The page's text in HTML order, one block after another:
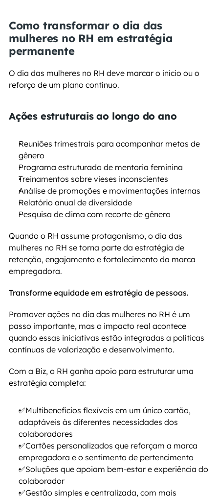
Como transformar o dia das
mulheres no RH em estratégia
permanente
O dia das mulheres no RH deve marcar o início ou o
reforço de um plano contínuo.
Ações estruturais ao longo do ano
Reuniões trimestrais para acompanhar metas de
gênero
Programa estruturado de mentoria feminina
Treinamentos sobre vieses inconscientes
Análise de promoções e movimentações internas
Relatório anual de diversidade
Pesquisa de clima com recorte de gênero
Quando o RH assume protagonismo, o dia das
mulheres no RH se torna parte da estratégia de
retenção, engajamento e fortalecimento da marca
empregadora.
Transforme equidade em estratégia de pessoas.
Promover ações no dia das mulheres no RH é um
passo importante, mas o impacto real acontece
quando essas iniciativas estão integradas a políticas
contínuas de valorização e desenvolvimento.
Com a Biz, o RH ganha apoio para estruturar uma
estratégia completa:
✅Multibenefícios flexíveis em um único cartão,
adaptáveis às diferentes necessidades dos
colaboradores
✅Cartões personalizados que reforçam a marca
empregadora e o sentimento de pertencimento
✅Soluções que apoiam bem-estar e experiência do
colaborador
✅Gestão simples e centralizada, com mais